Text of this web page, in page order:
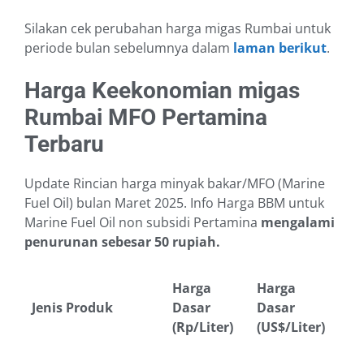
Silakan cek perubahan harga migas Rumbai untuk
periode bulan sebelumnya dalam laman berikut.
Harga Keekonomian migas
Rumbai MFO Pertamina
Terbaru
Update Rincian harga minyak bakar/MFO (Marine
Fuel Oil) bulan Maret 2025. Info Harga BBM untuk
Marine Fuel Oil non subsidi Pertamina mengalami
penurunan sebesar 50 rupiah.
Jenis Produk
Harga
Dasar
(Rp/Liter)
Harga
Dasar
(US$/Liter)